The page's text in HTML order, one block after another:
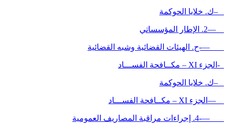
–ك. خلايا الحوكمة
—2. الإطار المؤسساتي
—-ح. الهيئات القضائية وشبه القضائية
-الجزء XI – مكــافحة الفســـاد
–ك. خلايا الحوكمة
—الجزء XI – مكــافحة الفســـاد
—-4. إجراءات مراقبة المصاريف العمومية